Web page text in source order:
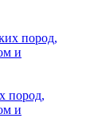
пород,
и